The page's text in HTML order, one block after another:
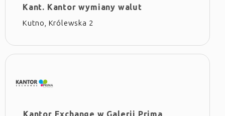
Kant. Kantor wymiany walut
Kutno, Królewska 2
Kantor Exchange w Galerii Prima